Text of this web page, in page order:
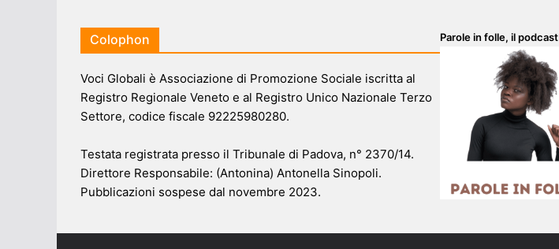
Colophon
Voci Globali è Associazione di Promozione Sociale iscritta al
Registro Regionale Veneto e al Registro Unico Nazionale Terzo
Settore, codice fiscale 92225980280.
Testata registrata presso il Tribunale di Padova, n° 2370/14.
Direttore Responsabile: (Antonina) Antonella Sinopoli.
Pubblicazioni sospese dal novembre 2023.
Parole in folle, il podcast